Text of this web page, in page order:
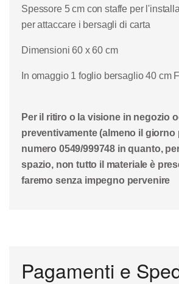
Spessore 5 cm con staffe per
per attaccare i bersagli di carta
Dimensioni 60 x 60 cm
In omaggio 1 foglio bersaglio 40 cm
Per il ritiro o la visione in negozio
preventivamente (almeno il giorno
numero 0549/999748 in quanto,
spazio, non tutto il materiale è
faremo senza impegno pervenire
Pagamenti e